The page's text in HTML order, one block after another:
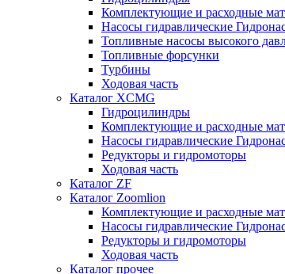
Комплектующие и расходные
Насосы гидравлические
Топливные насосы высокого
Топливные форсунки
Турбины
Ходовая часть
Каталог XCMG
Гидроцилиндры
Комплектующие и расходные
Насосы гидравлические
Редукторы и гидромоторы
Ходовая часть
Каталог ZF
Каталог Zoomlion
Комплектующие и расходные
Насосы гидравлические
Редукторы и гидромоторы
Ходовая часть
Каталог прочее